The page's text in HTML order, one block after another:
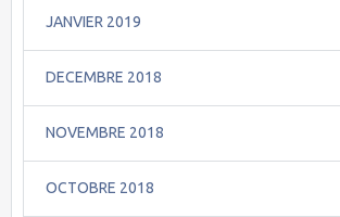
JANVIER 2019
DECEMBRE 2018
NOVEMBRE 2018
OCTOBRE 2018